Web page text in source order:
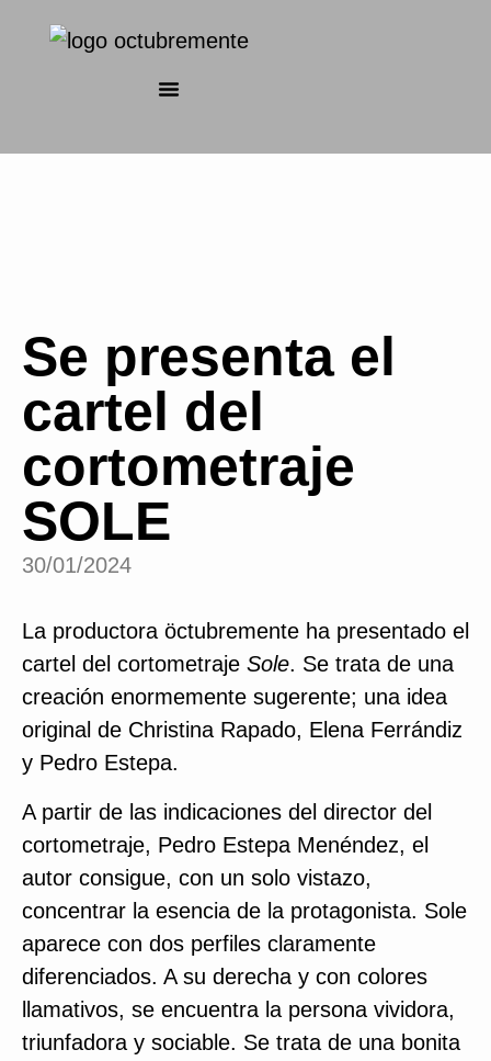
Se presenta el
cartel del
cortometraje
SOLE
30/01/2024
La productora öctubremente ha presentado el
cartel del cortometraje Sole. Se trata de una
creación enormemente sugerente; una idea
original de Christina Rapado, Elena Ferrándiz
y Pedro Estepa.
A partir de las indicaciones del director del
cortometraje, Pedro Estepa Menéndez, el
autor consigue, con un solo vistazo,
concentrar la esencia de la protagonista. Sole
aparece con dos perfiles claramente
diferenciados. A su derecha y con colores
llamativos, se encuentra la persona vividora,
triunfadora y sociable. Se trata de una bonita